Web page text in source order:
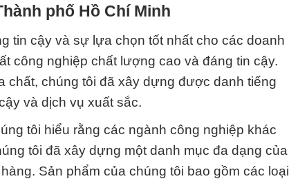
phố Hồ Chí Minh
tin cậy và sự lựa chọn tốt nhất cho các doanh
công nghiệp chất lượng cao và đáng tin cậy.
chất, chúng tôi đã xây dựng được danh tiếng
và dịch vụ xuất sắc.
tôi hiểu rằng các ngành công nghiệp khác
tôi đã xây dựng một danh mục đa dạng của
Sản phẩm của chúng tôi bao gồm các loại